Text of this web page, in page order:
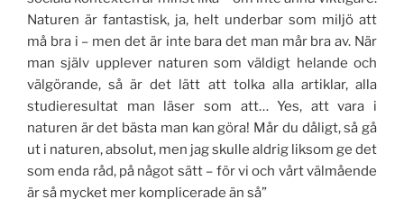
Naturen är fantastisk, ja, helt underbar som miljö att
må bra i – men det är inte bara det man mår bra av. När
man själv upplever naturen som väldigt helande och
välgörande, så är det lätt att tolka alla artiklar, alla
studieresultat man läser som att… Yes, att vara i
naturen är det bästa man kan göra! Mår du dåligt, så gå
ut i naturen, absolut, men jag skulle aldrig liksom ge det
som enda råd, på något sätt – för vi och vårt välmående
är så mycket mer komplicerade än så”